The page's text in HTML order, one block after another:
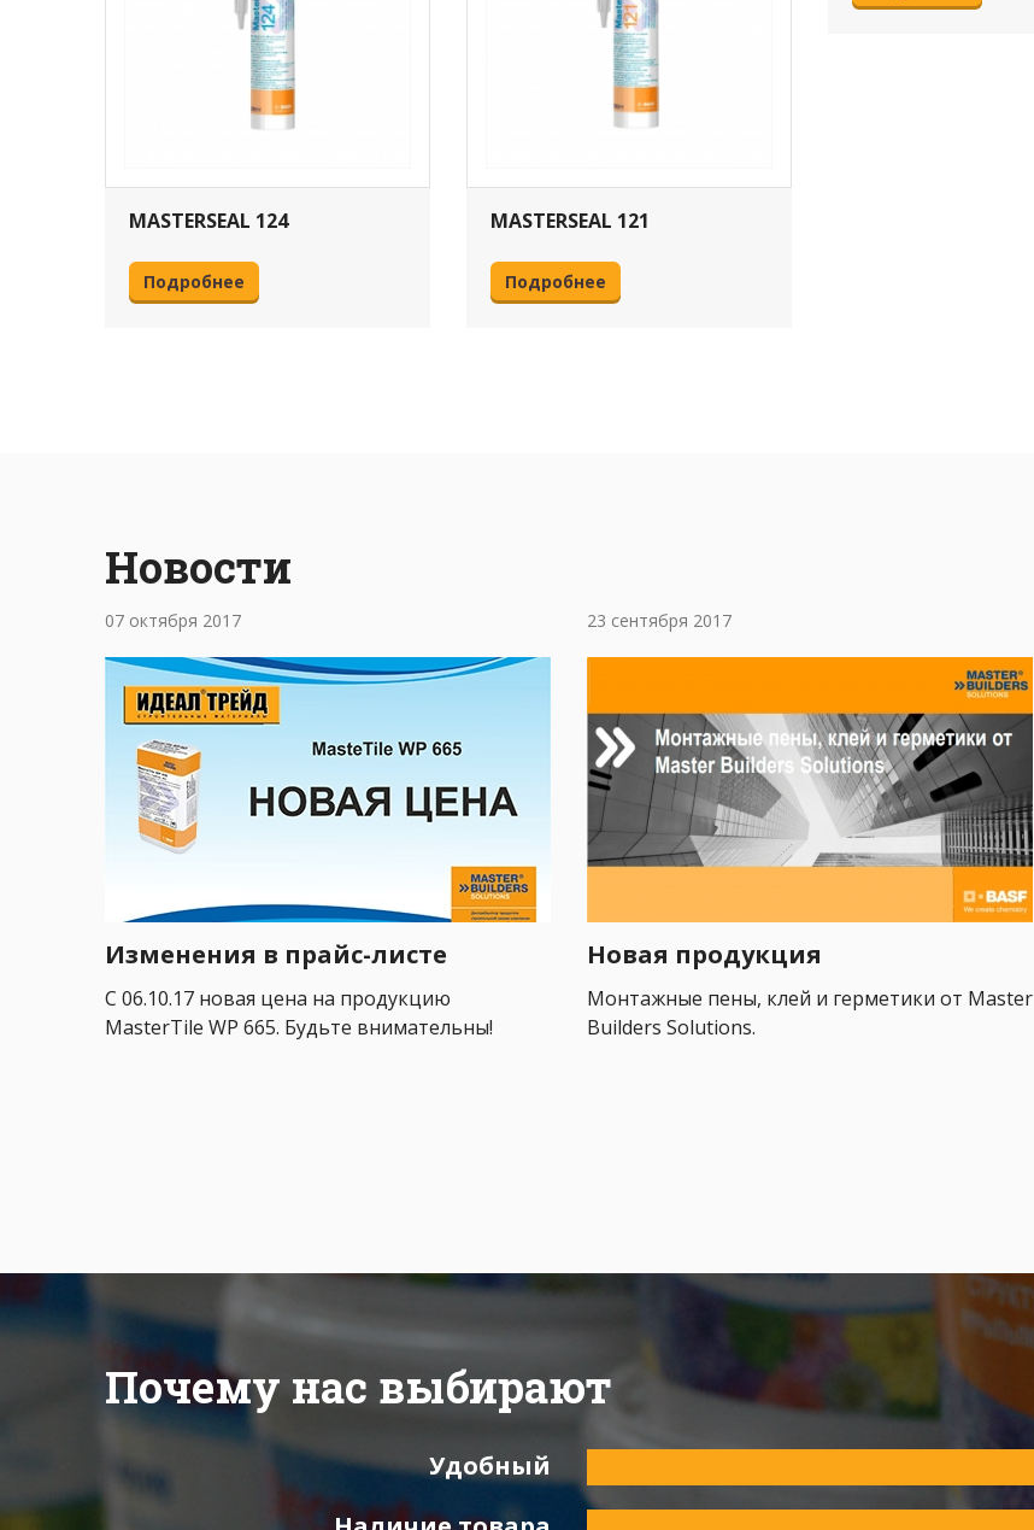
MASTERSEAL 124
Подробнее
MASTERSEAL 121
Подробнее
Новости
07 октября 2017
Изменения в прайс-листе
С 06.10.17 новая цена на продукцию
MasterTile WP 665. Будьте внимательны!
23 сентября 2017
Новая продукция
Монтажные пены, клей и герметики от Master
Builders Solutions.
Почему нас выбирают
Удобный